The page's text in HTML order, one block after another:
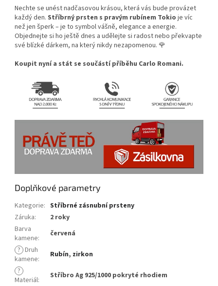
Nechte se unést nadčasovou krásou, která vás bude provázet
každý den. Stříbrný prsten s pravým rubínem Tokio je víc
než jen šperk – je to symbol vášně, elegance a energie.
Objednejte si ho ještě dnes a udělejte si radost nebo překvapte
své blízké dárkem, na který nikdy nezapomenou. 🌹
Koupit nyní a stát se součástí příběhu Carlo Romani.
Doplňkové parametry
Kategorie: Stříbrné zásnubní prsteny
Záruka:
2 roky
Barva
kamene:
červená
? Druh
kamene: Rubín, zirkon
?
Materiál: Stříbro Ag 925/1000 pokryté rhodiem